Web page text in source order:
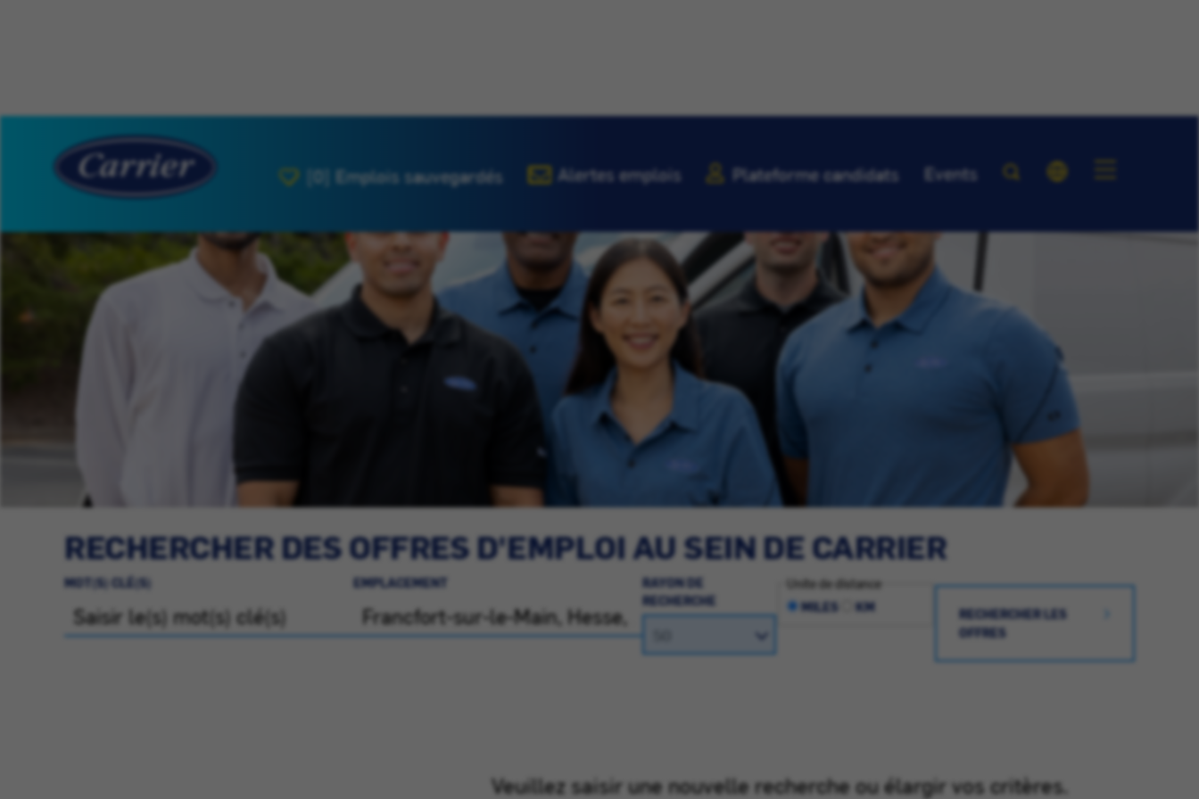
[0] Emplois sauvegardés Alertes emplois Plateforme candidats Events
RECHERCHER DES OFFRES D'EMPLOI AU SEIN DE CARRIER
MOT(S) CLÉ(S) EMPLACEMENT
RAYON DE
RECHERCHE
Unite de distance
MILES
KM
RECHERCHER LES
OFFRES
Veuillez saisir une nouvelle recherche ou élargir vos critères.